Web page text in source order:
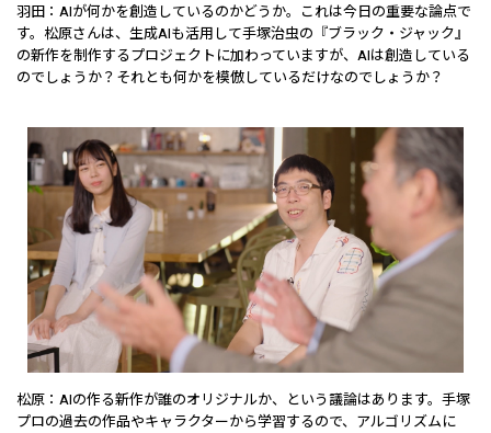
羽田：AIが何かを創造しているのかどうか。これは今日の重要な論点で
す。松原さんは、生成AIも活用して手塚治虫の『ブラック・ジャック』
の新作を制作するプロジェクトに加わっていますが、AIは創造している
のでしょうか？それとも何かを模倣しているだけなのでしょうか？
松原：AIの作る新作が誰のオリジナルか、という議論はあります。手塚
プロの過去の作品やキャラクターから学習するので、アルゴリズムに